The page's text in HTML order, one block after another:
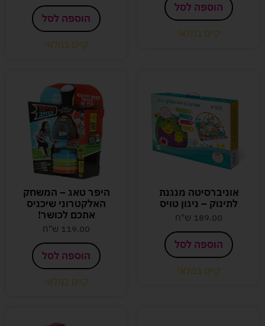
הוספה לסל
קיים במלאי
הוספה לסל
קיים במלאי
אוניברסיטה מנגנת
לתינוק – ניגון טויס
189.00 ש"ח
הוספה לסל
קיים במלאי
היפר טאג – המשחק
האלקטרוני שיכניס
אתכם לכושר!
119.00 ש"ח
הוספה לסל
קיים במלאי